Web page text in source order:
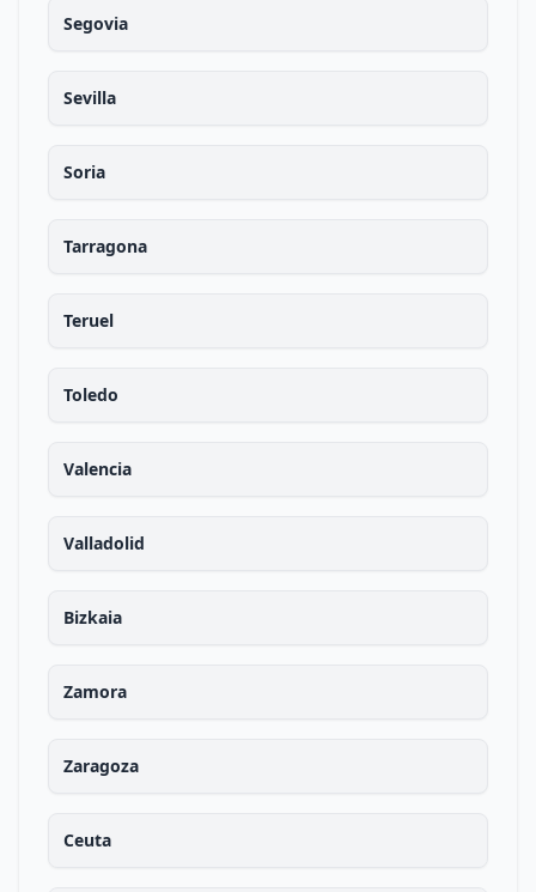
Segovia
Sevilla
Soria
Tarragona
Teruel
Toledo
Valencia
Valladolid
Bizkaia
Zamora
Zaragoza
Ceuta